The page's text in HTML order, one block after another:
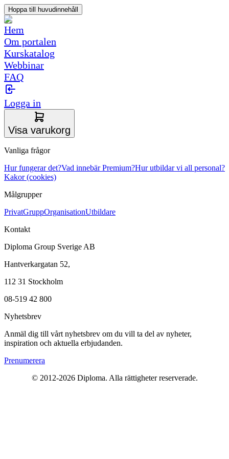
Hoppa till huvudinnehåll
Hem
Om portalen
Kurskatalog
Webbinar
FAQ
Logga in
Visa varukorg
Vanliga frågor
Hur fungerar det?Vad innebär Premium?Hur utbildar vi all personal?
Kakor (cookies)
Målgrupper
PrivatGruppOrganisationUtbildare
Kontakt
Diploma Group Sverige AB
Hantverkargatan 52,
112 31 Stockholm
08-519 42 800
Nyhetsbrev
Anmäl dig till vårt nyhetsbrev om du vill ta del av nyheter,
inspiration och aktuella erbjudanden.
Prenumerera
© 2012-2026 Diploma. Alla rättigheter reserverade.